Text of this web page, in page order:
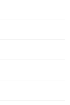
While my
enough time
to know